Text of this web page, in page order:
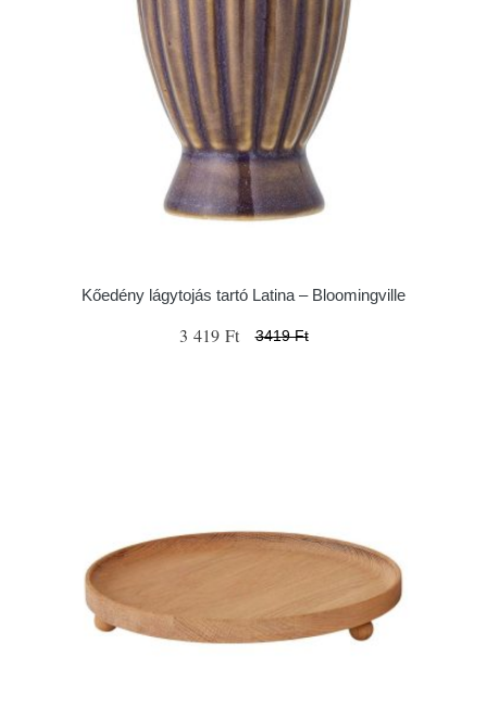
Kőedény lágytojás tartó Latina – Bloomingville
3 419 Ft 3419 Ft